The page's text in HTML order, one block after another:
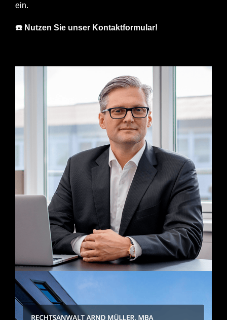
ein.
☎️ Nutzen Sie unser Kontaktformular!